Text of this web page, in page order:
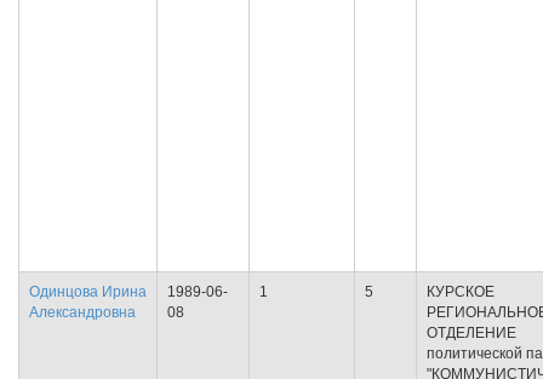
Одинцова Ирина
Александровна
1989-06-
08
1 5
КУРСКОЕ
ОТДЕЛЕНИЕ
политической